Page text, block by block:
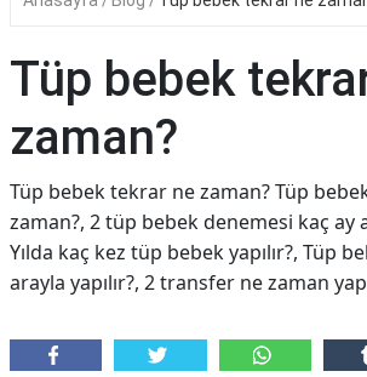
Tüp bebek
zaman?
Tüp bebek tekrar ne zaman? Tüp
zaman?, 2 tüp bebek denemesi kaç ay
Yılda kaç kez tüp bebek yapılır?, Tüp
arayla yapılır?, 2 transfer ne zaman